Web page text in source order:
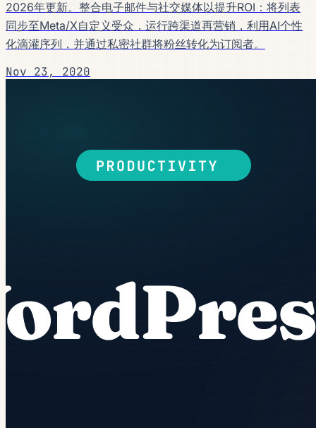
2026年更新。整合电子邮件与社交媒体以提升ROI：将列表
同步至Meta/X自定义受众，运行跨渠道再营销，利用AI个性
化滴灌序列，并通过私密社群将粉丝转化为订阅者。
Nov 23, 2020